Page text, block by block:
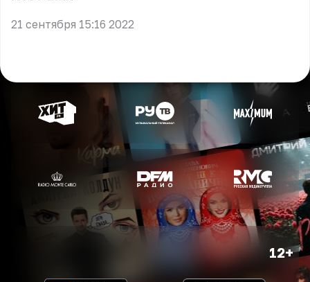
21 сентября 15:16 2022
12+